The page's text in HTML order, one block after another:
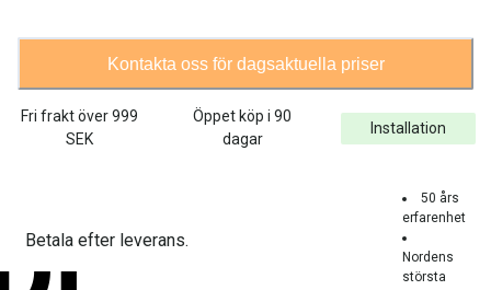
Kontakta oss för dagsaktuella priser
Fri frakt över999
SEK
Öppet köp i 90
dagar
Installation
Betala efter leverans.
50 års
erfarenhet
Nordens
största